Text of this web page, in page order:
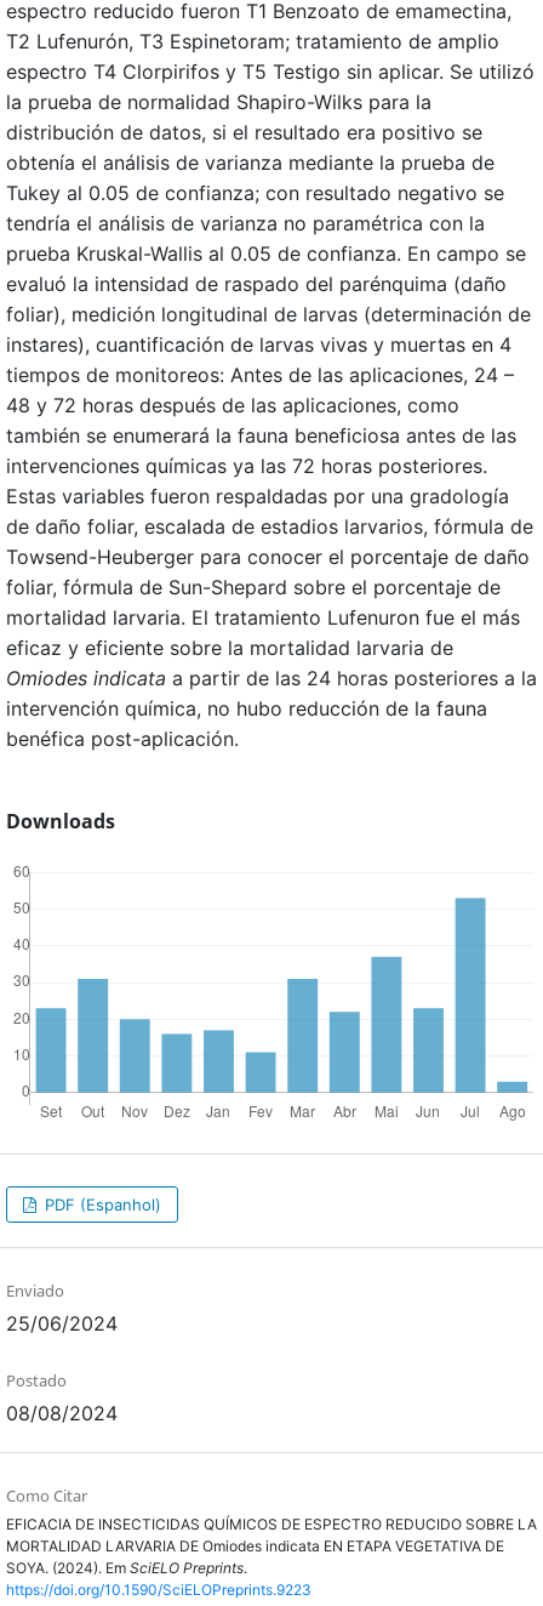
espectro reducido fueron T1 Benzoato de emamectina,
T2 Lufenurón, T3 Espinetoram; tratamiento de amplio
espectro T4 Clorpirifos y T5 Testigo sin aplicar. Se utilizó
la prueba de normalidad Shapiro-Wilks para la
distribución de datos, si el resultado era positivo se
obtenía el análisis de varianza mediante la prueba de
Tukey al 0.05 de confianza; con resultado negativo se
tendría el análisis de varianza no paramétrica con la
prueba Kruskal-Wallis al 0.05 de confianza. En campo se
evaluó la intensidad de raspado del parénquima (daño
foliar), medición longitudinal de larvas (determinación de
instares), cuantificación de larvas vivas y muertas en 4
tiempos de monitoreos: Antes de las aplicaciones, 24 –
48 y 72 horas después de las aplicaciones, como
también se enumerará la fauna beneficiosa antes de las
intervenciones químicas ya las 72 horas posteriores.
Estas variables fueron respaldadas por una gradología
de daño foliar, escalada de estadios larvarios, fórmula de
Towsend-Heuberger para conocer el porcentaje de daño
foliar, fórmula de Sun-Shepard sobre el porcentaje de
mortalidad larvaria. El tratamiento Lufenuron fue el más
eficaz y eficiente sobre la mortalidad larvaria de
Omiodes indicata a partir de las 24 horas posteriores a la
intervención química, no hubo reducción de la fauna
benéfica post-aplicación.
Downloads
PDF (Espanhol)
Enviado
25/06/2024
Postado
08/08/2024
Como Citar
EFICACIA DE INSECTICIDAS QUÍMICOS DE ESPECTRO REDUCIDO SOBRE LA
MORTALIDAD LARVARIA DE Omiodes indicata EN ETAPA VEGETATIVA DE
SOYA. (2024). Em SciELO Preprints.
https://doi.org/10.1590/SciELOPreprints.9223